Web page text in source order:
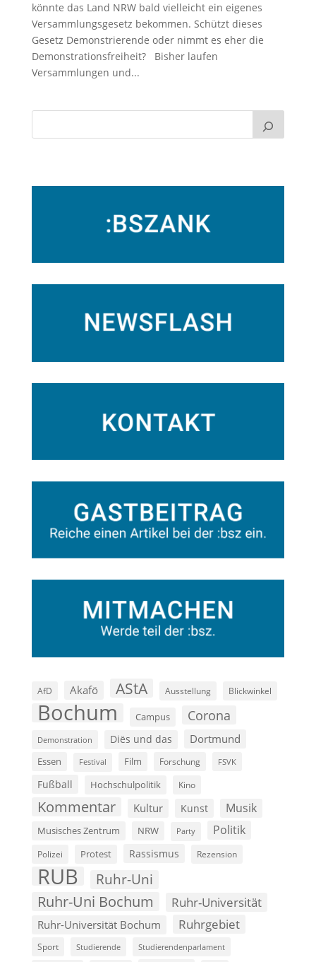
könnte das Land NRW bald vielleicht ein eigenes
Versammlungsgesetz bekommen. Schützt dieses
Gesetz Demonstrierende oder nimmt es eher die
Demonstrationsfreiheit? Bisher laufen
Versammlungen und...
AfD Akafö AStA Ausstellung Blickwinkel
Bochum Campus Corona
Demonstration Diës und das Dortmund
Essen Festival Film Forschung FSVK
Fußball Hochschulpolitik Kino
Kommentar Kultur Kunst Musik
Musisches Zentrum NRW Party Politik
Polizei Protest Rassismus Rezension
RUB Ruhr-Uni
Ruhr-Uni Bochum Ruhr-Universität
Ruhr-Universität Bochum Ruhrgebiet
Sport Studierende Studierendenparlament